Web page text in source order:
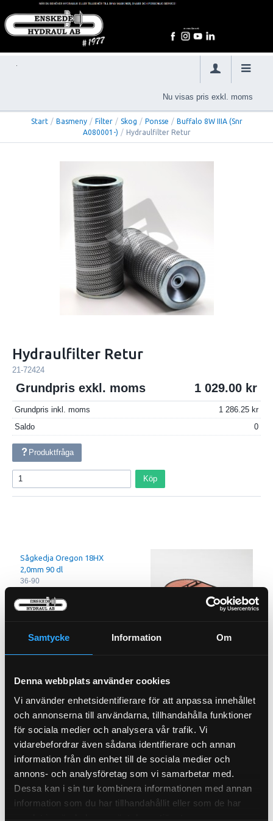
Samtycke Information Om
Denna webbplats använder cookies
Vi använder enhetsidentifierare för att anpassa innehållet
och annonserna till användarna, tillhandahålla funktioner
för sociala medier och analysera vår trafik. Vi
vidarebefordrar även sådana identifierare och annan
information från din enhet till de sociala medier och
annons- och analysföretag som vi samarbetar med.
Dessa kan i sin tur kombinera informationen med annan
information som du har tillhandahållit eller som de har
Nu visas pris exkl. moms
Start / Basmeny / Filter / Skog / Ponsse / Buffalo 8W IIIA (Snr
A080001-) / Hydraulfilter Retur
Hydraulfilter Retur
21-72424
Grundpris exkl. moms 1 029.00
Grundpris inkl. moms
1 286.25
Saldo
0
Produktfråga
Köp
Sågkedja Oregon 18HX
2,0mm 90 dl
36-90
Köp
21-1560
Köp